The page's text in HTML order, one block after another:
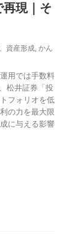
現｜そ
資産形成, かん
用では手数料
松井証券「投
フォリオを低
の力を最大限
に与える影響